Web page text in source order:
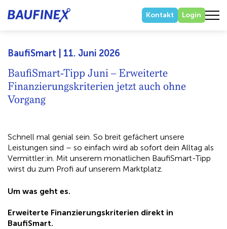
Kontakt Login
BaufiSmart | 11. Juni 2026
BaufiSmart-Tipp Juni – Erweiterte
Finanzierungskriterien jetzt auch ohne
Vorgang
Schnell mal genial sein. So breit gefächert unsere
Leistungen sind – so einfach wird ab sofort dein Alltag als
Vermittler:in. Mit unserem monatlichen BaufiSmart-Tipp
wirst du zum Profi auf unserem Marktplatz.
Um was geht es.
Erweiterte Finanzierungskriterien direkt in
BaufiSmart.